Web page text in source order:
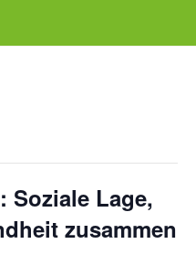
Soziale Lage,
zusammen